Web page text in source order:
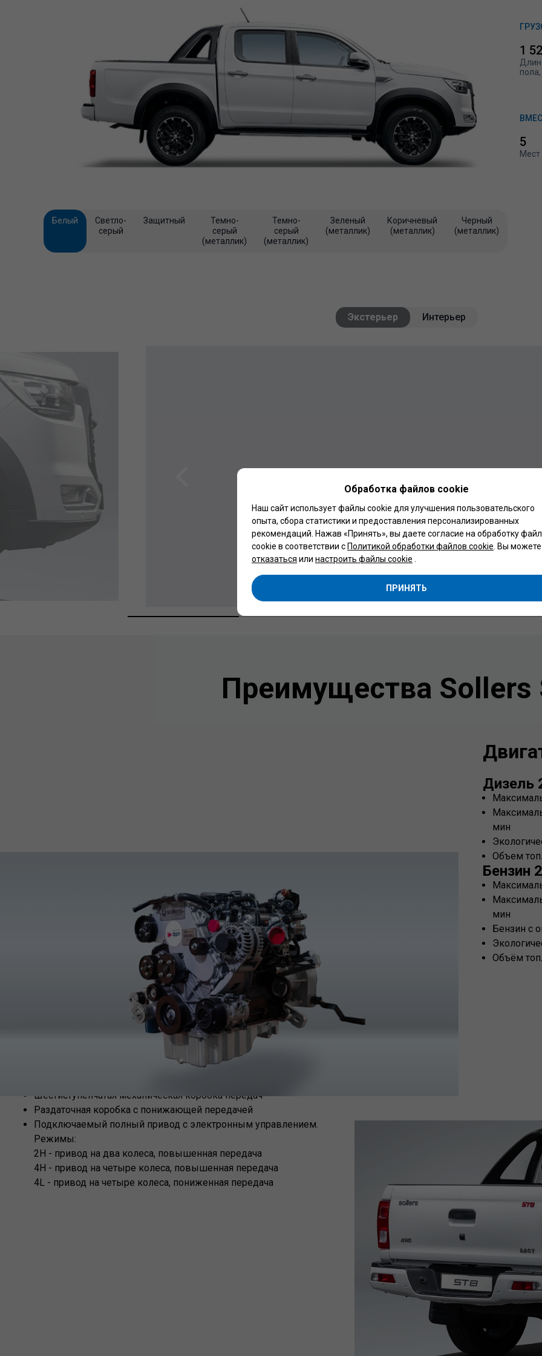
Белый
Светло-
серый
Защитный
Темно-
серый
(металлик)
Темно-
серый
(металлик)
Зеленый
(металлик)
Коричневый
(металлик)
Черный
(металлик)
1
5
Мест
Экстерьер Интерьер
Преимущества Sollers
Дизель
мин
Объем
Бензин
мин
Бензин с
Объём
Шестиступенчатая механическая коробка передач
Раздаточная коробка с понижающей передачей
Подключаемый полный привод с электронным управлением.
Режимы:
2H - привод на два колеса, повышенная передача
4Н - привод на четыре колеса, повышенная передача
4L - привод на четыре колеса, пониженная передача
Обработка файлов cookie
Наш сайт использует файлы cookie для улучшения пользовательского
опыта, сбора статистики и предоставления персонализированных
рекомендаций. Нажав «Принять», вы даете согласие на обработку
cookie в соответствии с Политикой обработки файлов cookie . Вы можете
отказаться или настроить файлы cookie
ПРИНЯТЬ